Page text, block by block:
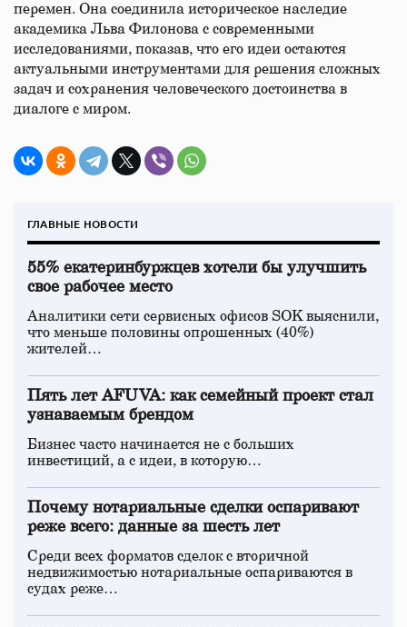
перемен. Она соединила историческое наследие
академика Льва Филонова с современными
исследованиями, показав, что его идеи остаются
актуальными инструментами для решения сложных
задач и сохранения человеческого достоинства в
диалоге с миром.
ГЛАВНЫЕ НОВОСТИ
55% екатеринбуржцев хотели бы улучшить
свое рабочее место
Аналитики сети сервисных офисов SOK выяснили,
что меньше половины опрошенных (40%)
жителей…
Пять лет AFUVA: как семейный проект стал
узнаваемым брендом
Бизнес часто начинается не с больших
инвестиций, а с идеи, в которую…
Почему нотариальные сделки оспаривают
реже всего: данные за шесть лет
Среди всех форматов сделок с вторичной
недвижимостью нотариальные оспариваются в
судах реже…